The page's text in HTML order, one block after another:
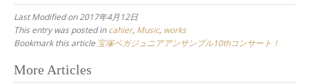
Last Modified on 2017年4月12日
This entry was posted incahier, Music, works
Bookmark this article 宝塚ベガジュニアアンサンブル10thコンサート！
Post
More Articles